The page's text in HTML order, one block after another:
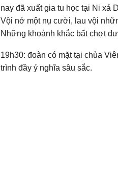
nay đã xuất gia tu học tại Ni xá
Vội nở một nụ cười, lau vội
Những khoảnh khắc bất chợt
19h30: đoàn có mặt tại chùa
trình đầy ý nghĩa sâu sắc.